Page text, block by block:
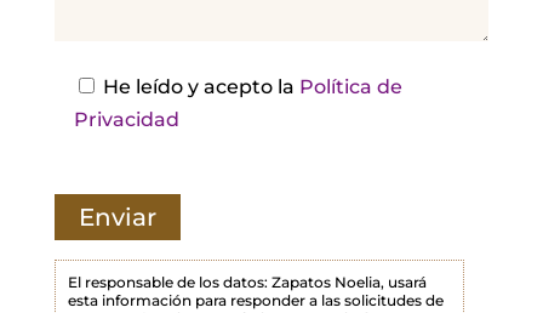
m
p
He leído y acepto la Política de
Privacidad
El responsable de los datos: Zapatos Noelia, usará
esta información para responder a las solicitudes de